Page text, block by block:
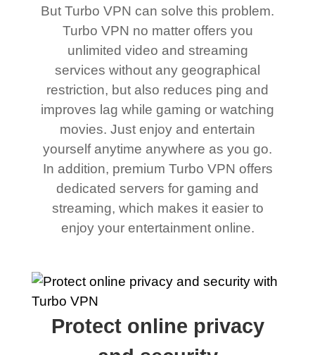
But Turbo VPN can solve this problem.
Turbo VPN no matter offers you
unlimited video and streaming
services without any geographical
restriction, but also reduces ping and
improves lag while gaming or watching
movies. Just enjoy and entertain
yourself anytime anywhere as you go.
In addition, premium Turbo VPN offers
dedicated servers for gaming and
streaming, which makes it easier to
enjoy your entertainment online.
Protect online privacy